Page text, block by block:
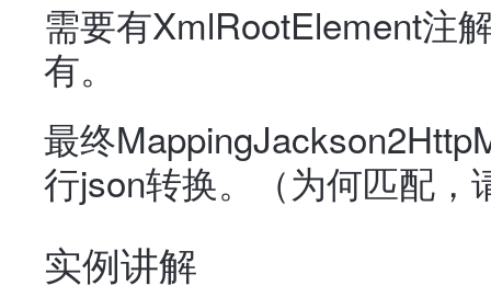
需要有XmlRootElement注
有。
最终
行json转换。（为何匹配，
实例讲解